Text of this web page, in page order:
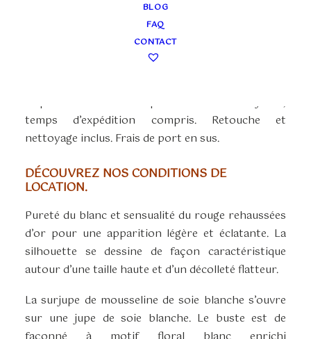
BLOG
FAQ
CONTACT60,00€
La location en boutique (60€) couvre 3 jours
ouvrés ou un week-end. Pris et ramené à la
boutique. Retouches et nettoyage inclus.
disposition du costume pour une durée de 7 jours,
temps d’expédition compris. Retouche et
nettoyage inclus. Frais de port en sus.
DÉCOUVREZ NOS CONDITIONS DE
LOCATION.
Pureté du blanc et sensualité du rouge rehaussées
d’or pour une apparition légère et éclatante. La
silhouette se dessine de façon caractéristique
autour d’une taille haute et d’un décolleté flatteur.
La surjupe de mousseline de soie blanche s’ouvre
sur une jupe de soie blanche. Le buste est de